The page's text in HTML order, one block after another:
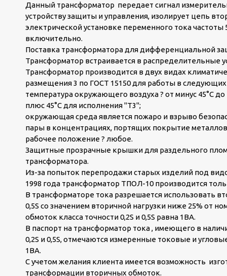
Данный трансформатор передает сигнал
устройству защиты и управления, изолирует цепь
электрической установке переменного тока частоты
включительно.
Поставка трансформатора для дифференциальной
Трансформатор встраивается в распределительные
Трансформатор производится в двух видах
размещения 3 по ГОСТ 15150 для работы в следующих
температура окружающего воздуха ? от минус 45°С
плюс 45°С для исполнения "Т3";
окружающая среда является пожаро и взрыво
пары в концентрациях, портящих покрытие
рабочее положение ? любое.
Защитные прозрачные крышки для раздельного
трансформатора.
Из-за попыток перепродажи старых изделий под
1998 года трансформатор ТПОЛ-10 производится
В трансформаторе тока разрешается использовать
0,5S со значением вторичной нагрузки ниже 25% от
обмоток класса точности 0,2S и 0,5S равна 1ВА.
В паспорт на трансформатор тока , имеющего в
0,2S и 0,5S, отмечаются измеренные токовые и
1ВА.
С учетом желания клиента имеется возможность
трансформации вторичных обмоток.